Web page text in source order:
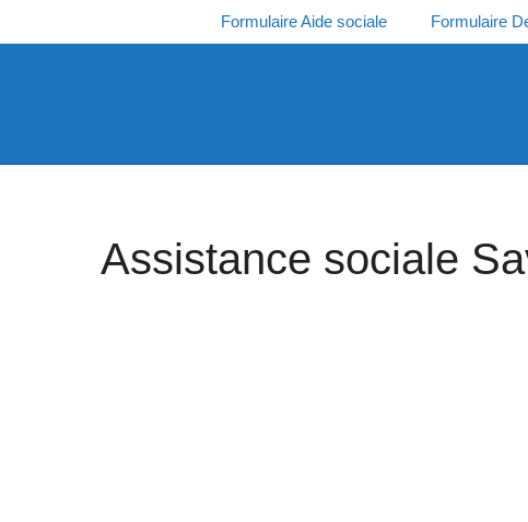
au
Formulaire Aide sociale Formulaire
Assistance sociale